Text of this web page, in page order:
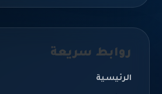
روابط سريعة
الرئيسية